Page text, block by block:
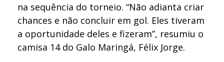
na sequência do torneio. “Não adianta criar
chances e não concluir em gol. Eles tiveram
a oportunidade deles e fizeram”, resumiu o
camisa 14 do Galo Maringá, Félix Jorge.